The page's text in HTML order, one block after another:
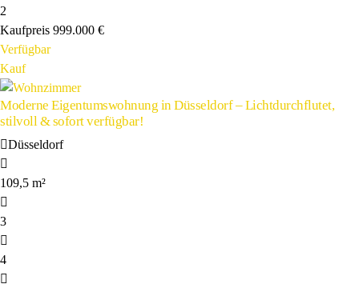
2
Kaufpreis 999.000 €
Verfügbar
Kauf
Moderne Eigentumswohnung in Düsseldorf – Lichtdurchflutet,
stilvoll & sofort verfügbar!
Düsseldorf
109,5 m²
3
4